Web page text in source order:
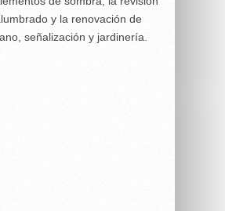
y la renovación de
señalización y jardinería.